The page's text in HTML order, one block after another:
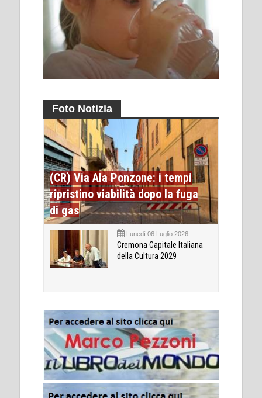
Foto Notizia
(CR) Via Ala Ponzone: i tempi
ripristino viabilità dopo la fuga
di gas
Lunedì 06 Luglio 2026
Cremona Capitale Italiana
della Cultura 2029